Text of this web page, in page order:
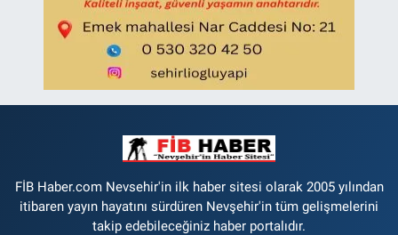
FİB Haber.com Nevsehir'in ilk haber sitesi olarak 2005 yılından
itibaren yayın hayatını sürdüren Nevşehir'in tüm gelişmelerini
takip edebileceğiniz haber portalıdır.